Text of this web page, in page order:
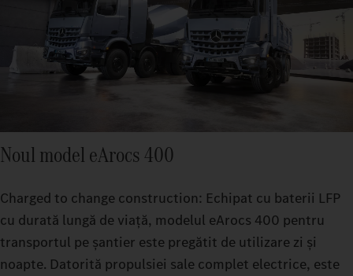
Noul model eArocs 400
Charged to change construction: Echipat cu baterii LFP
cu durată lungă de viață, modelul eArocs 400 pentru
transportul pe șantier este pregătit de utilizare zi și
noapte. Datorită propulsiei sale complet electrice, este